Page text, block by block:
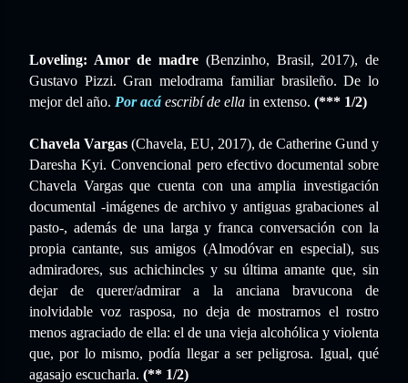
Loveling: Amor de madre (Benzinho, Brasil, 2017), de
Gustavo Pizzi. Gran melodrama familiar brasileño. De lo
mejor del año. Por acá escribí de ella in extenso. (*** 1/2)
Chavela Vargas (Chavela, EU, 2017), de Catherine Gund y
Daresha Kyi. Convencional pero efectivo documental sobre
Chavela Vargas que cuenta con una amplia investigación
documental -imágenes de archivo y antiguas grabaciones al
pasto-, además de una larga y franca conversación con la
propia cantante, sus amigos (Almodóvar en especial), sus
admiradores, sus achichincles y su última amante que, sin
dejar de querer/admirar a la anciana bravucona de
inolvidable voz rasposa, no deja de mostrarnos el rostro
menos agraciado de ella: el de una vieja alcohólica y violenta
que, por lo mismo, podía llegar a ser peligrosa. Igual, qué
agasajo escucharla. (** 1/2)